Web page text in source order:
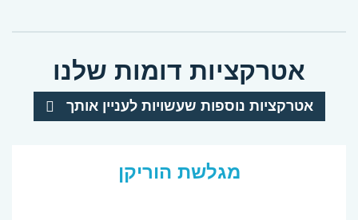
אטרקציות דומות שלנו
אטרקציות נוספות שעשויות לעניין אותך
מגלשת הוריקן